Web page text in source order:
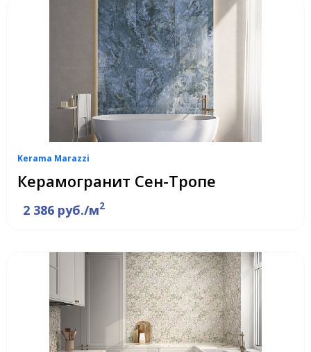
Kerama Marazzi
Керамогранит Сен-Тропе
2 386 руб./м2